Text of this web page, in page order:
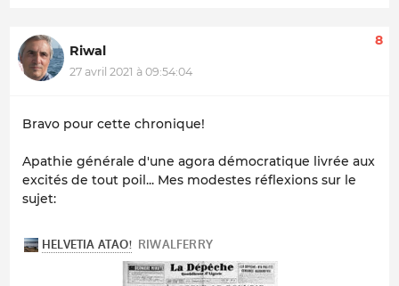
Riwal
27 avril 2021 à 09:54:04
8
Bravo pour cette chronique!
Apathie générale d'une agora démocratique livrée aux
excités de tout poil... Mes modestes réflexions sur le
sujet: